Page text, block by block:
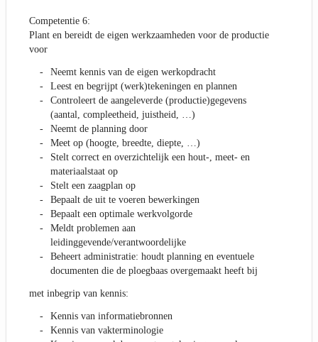
Competentie 6:
Plant en bereidt de eigen werkzaamheden voor de productie
voor
Neemt kennis van de eigen werkopdracht
Leest en begrijpt (werk)tekeningen en plannen
Controleert de aangeleverde (productie)gegevens
(aantal, compleetheid, juistheid, …)
Neemt de planning door
Meet op (hoogte, breedte, diepte, …)
Stelt correct en overzichtelijk een hout-, meet- en
materiaalstaat op
Stelt een zaagplan op
Bepaalt de uit te voeren bewerkingen
Bepaalt een optimale werkvolgorde
Meldt problemen aan
leidinggevende/verantwoordelijke
Beheert administratie: houdt planning en eventuele
documenten die de ploegbaas overgemaakt heeft bij
met inbegrip van kennis:
Kennis van informatiebronnen
Kennis van vakterminologie